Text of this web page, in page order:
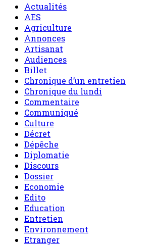
Actualités
AES
Agriculture
Annonces
Artisanat
Audiences
Billet
Chronique d’un entretien
Chronique du lundi
Commentaire
Communiqué
Culture
Décret
Dépêche
Diplomatie
Discours
Dossier
Economie
Edito
Education
Entretien
Environnement
Etranger